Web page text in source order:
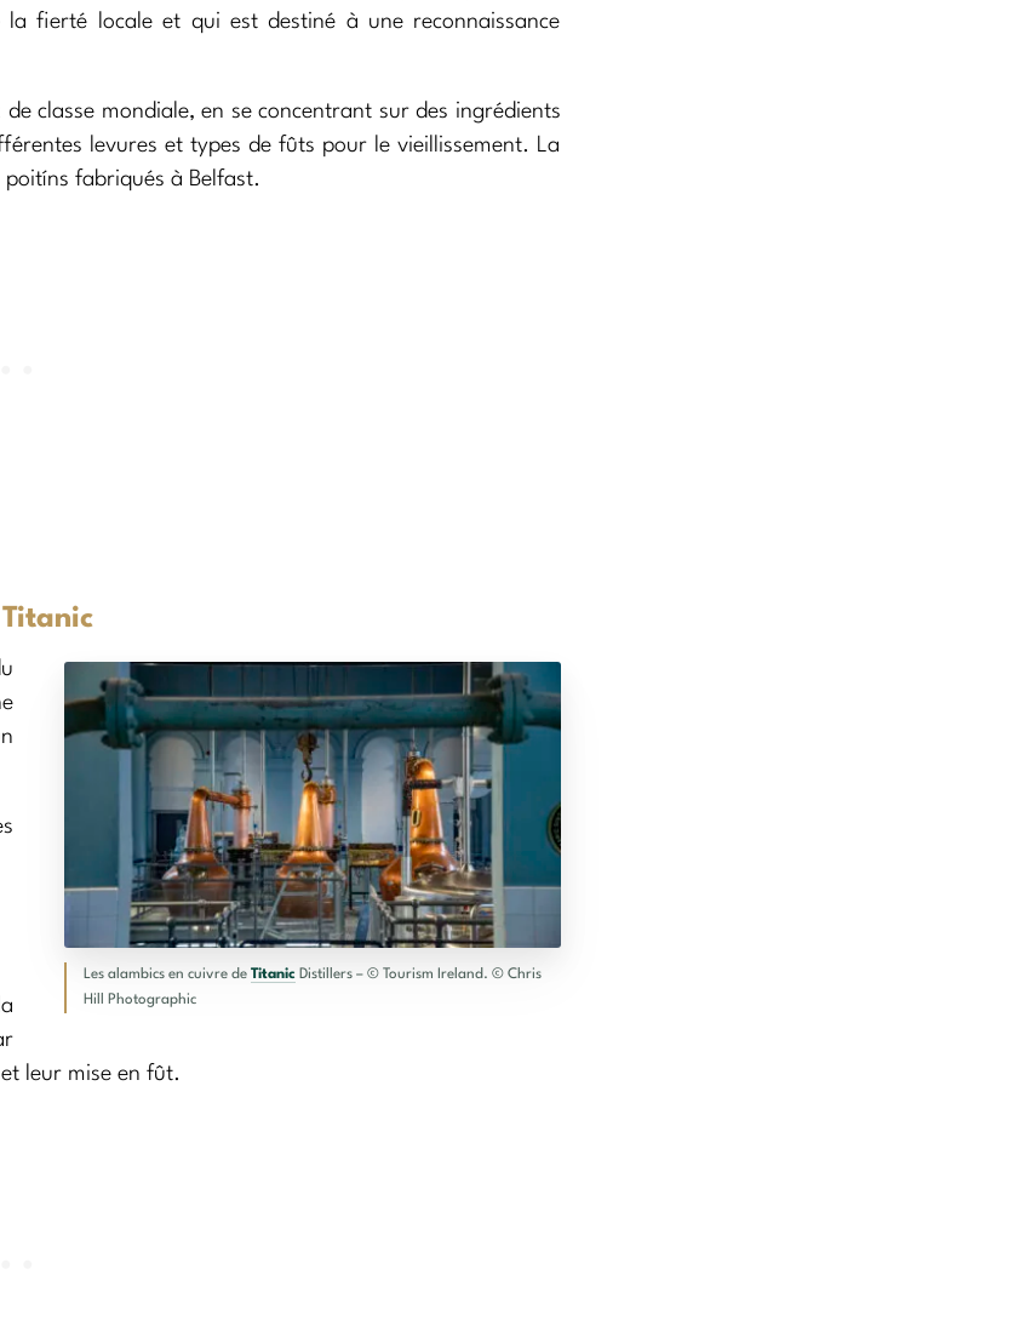
fierté locale et qui est destiné à une reconnaissance
classe mondiale, en se concentrant sur des ingrédients
levures et types de fûts pour le vieillissement. La
fabriqués à Belfast.
Les alambics en cuivre de TitanicDistillers – © Tourism Ireland. © Chris
Hill Photographic
leur mise en fût.